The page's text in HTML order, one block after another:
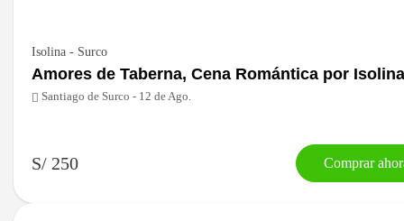
Isolina - Surco
Amores de Taberna, Cena Romántica por Isolina
Santiago de Surco - 12 de Ago.
S/ 250 Comprar